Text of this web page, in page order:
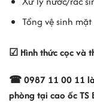
Tổng vệ sinh
☑ Hình thức cọc và
☎ 0987 11 00 11 là
phòng tại cao ốc TS